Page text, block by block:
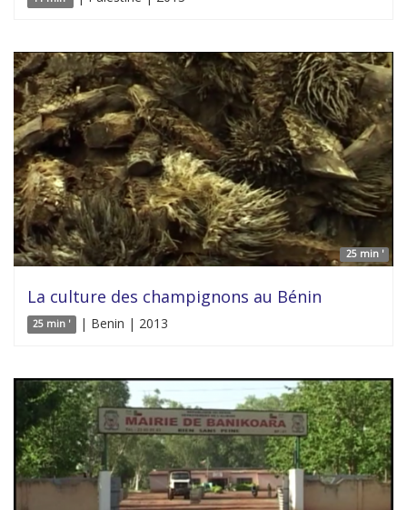
25 min '
La culture des champignons au Bénin
25 min ' | Benin | 2013